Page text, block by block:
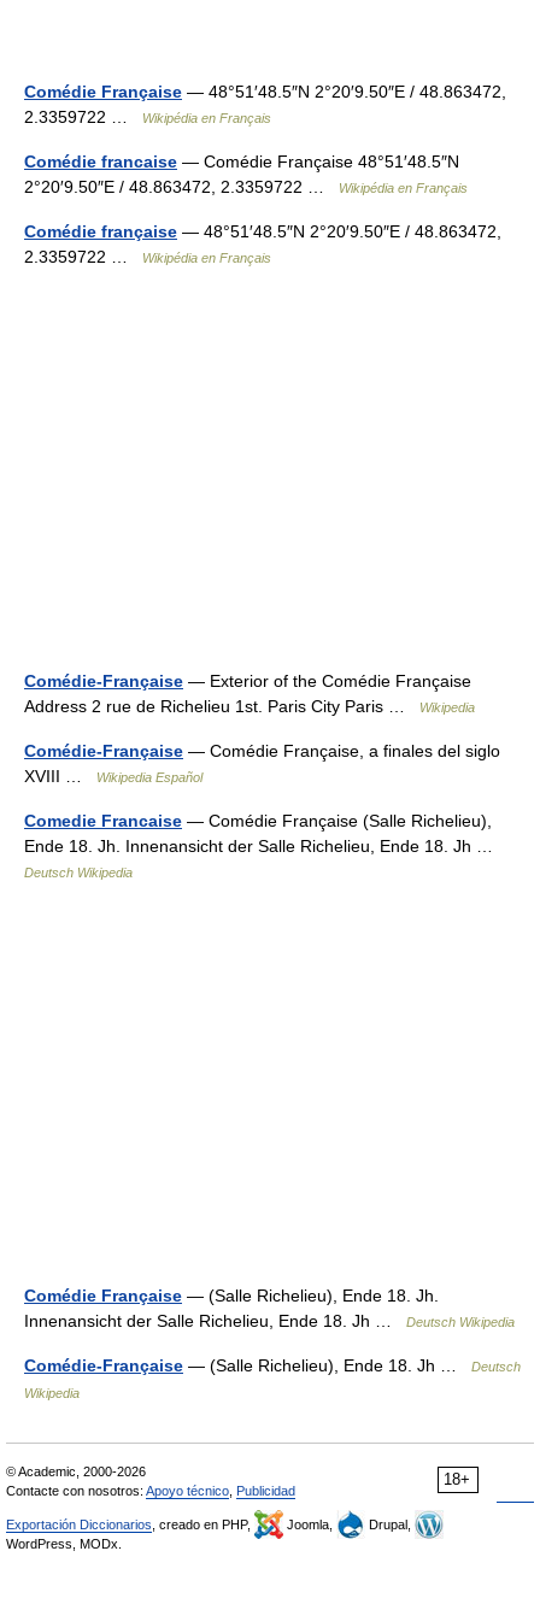
Comédie Française — 48°51′48.5″N 2°20′9.50″E / 48.863472,
2.3359722 …
Wikipédia en Français
Comédie francaise — Comédie Française 48°51′48.5″N
2°20′9.50″E / 48.863472, 2.3359722 …
Wikipédia en Français
Comédie française — 48°51′48.5″N 2°20′9.50″E / 48.863472,
2.3359722 …
Wikipédia en Français
Comédie-Française — Exterior of the Comédie Française
Address 2 rue de Richelieu 1st. Paris City Paris …
Wikipedia
Comédie-Française — Comédie Française, a finales del siglo
XVIII …
Wikipedia Español
Comedie Francaise — Comédie Française (Salle Richelieu),
Ende 18. Jh. Innenansicht der Salle Richelieu, Ende 18. Jh …
Deutsch Wikipedia
Comédie Française — (Salle Richelieu), Ende 18. Jh.
Innenansicht der Salle Richelieu, Ende 18. Jh …
Deutsch Wikipedia
Comédie-Française — (Salle Richelieu), Ende 18. Jh …
Deutsch
Wikipedia
18+
© Academic, 2000-2026
Contacte con nosotros: Apoyo técnico Publicidad
Exportación Diccionarios , creado en PHP, Joomla,
Drupal,
WordPress, MODx.